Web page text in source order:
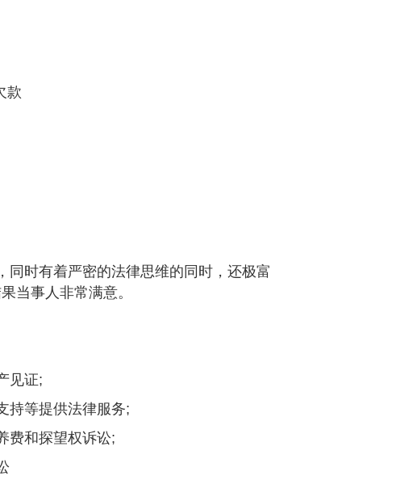
款
时有着严密的法律思维的同时，还极富
当事人非常满意。
见证;
持等提供法律服务;
费和探望权诉讼;